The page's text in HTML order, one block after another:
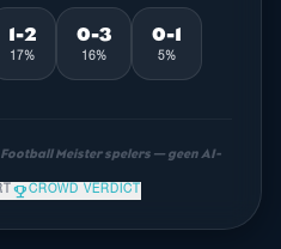
1-2
17%
0-3
16%
0-1
5%
Meister spelers — geen AI-
emoji_events CROWD VERDICT